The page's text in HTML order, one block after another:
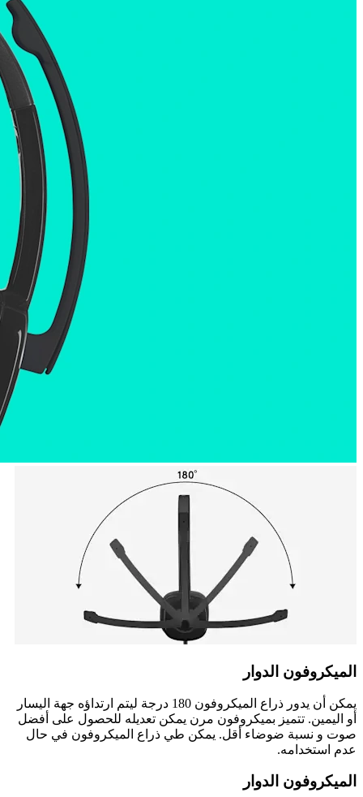
الميكروفون الدوار
يمكن أن يدور ذراع الميكروفون 180 درجة ليتم ارتداؤه جهة اليسار
أو اليمين. تتميز بميكروفون مرن يمكن تعديله للحصول على أفضل
صوت و نسبة ضوضاء أقل. يمكن طي ذراع الميكروفون في حال
عدم استخدامه.
الميكروفون الدوار